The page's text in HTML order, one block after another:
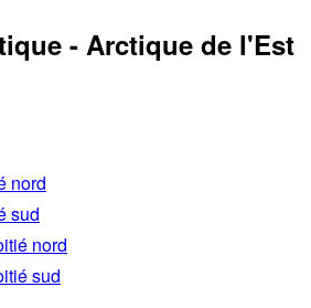
- Arctique de l'Est
nord
sud
nord
sud